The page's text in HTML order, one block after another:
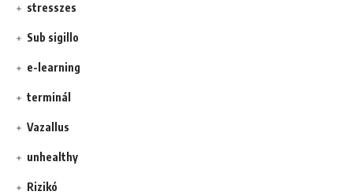
stresszes
Sub sigillo
e-learning
terminál
Vazallus
unhealthy
Rizikó